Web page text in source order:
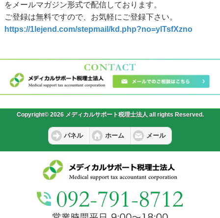
をメールマガジン形式で配信しております。
ご登録は無料ですので、お気軽にご登録下さい。
https://1lejend.com/stepmail/kd.php?no=ylTsfXzno
Copyright© 2026 メディカルサポート税理士法人 all rights Reserved.
パネル ホーム メール